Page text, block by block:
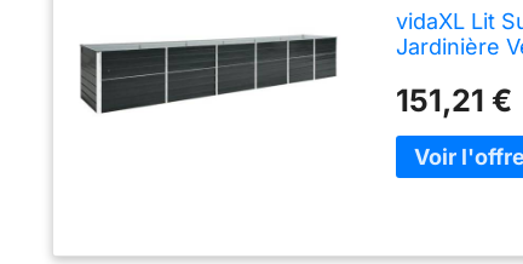
vidaXL Lit
Jardinière
151,21 €